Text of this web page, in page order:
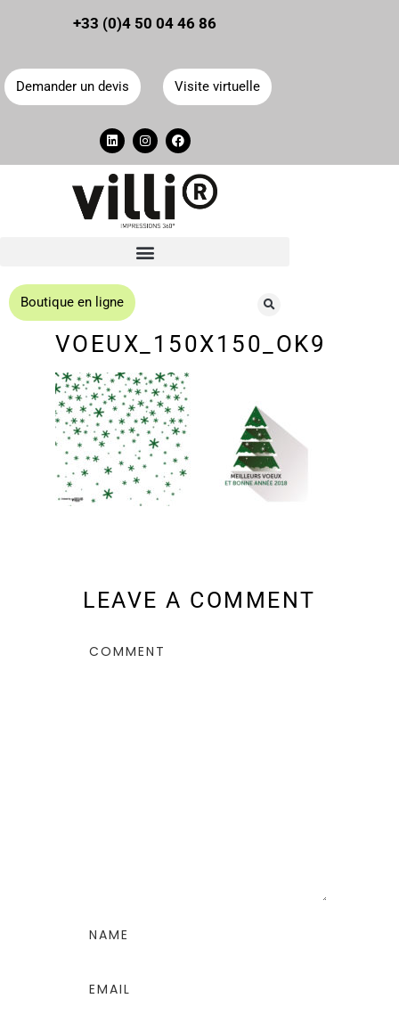
Panneau de gestion des cookies
+33 (0)4 50 04 46 86
Demander un devis Visite virtuelle
Boutique en ligne
VOEUX_150X150_OK9
LEAVE A COMMENT